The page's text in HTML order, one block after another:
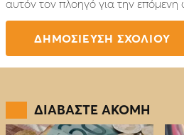
αυτόν τον πλοηγό για την
ΔΙΑΒΑΣΤΕ ΑΚΟΜΗ